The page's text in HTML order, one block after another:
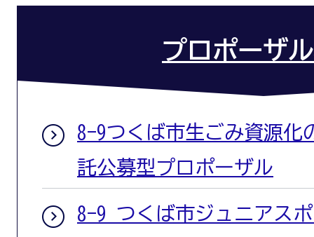
プロポーザ
8-9つくば市生ごみ資源化
託公募型プロポーザル
8-9 つくば市ジュニアス